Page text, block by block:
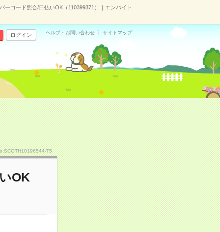
ーコード照合/日払いOK（110399371）｜エンバイト
ログイン ヘルプ・お問い合わせ サイトマップ
T5
OK